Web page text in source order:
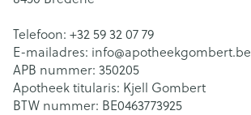
Telefoon: +32 59 32 07 79
E-mailadres: info@apotheekgombert.be
APB nummer: 350205
Apotheek titularis: Kjell Gombert
BTW nummer: BE0463773925